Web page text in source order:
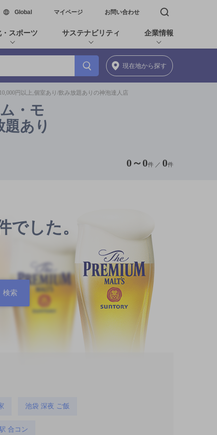
Global新しいウィンドウで開く
マイページ お問い合わせ 検索窓を開く
スポーツ サステナビリティ 企業情報
現在地から探す
円以上,個室あり/飲み放題ありの神泡達人店
・モ
あり
0 ～ 0件 ／ 0件
でした。
池袋 深夜 ご飯
合コン